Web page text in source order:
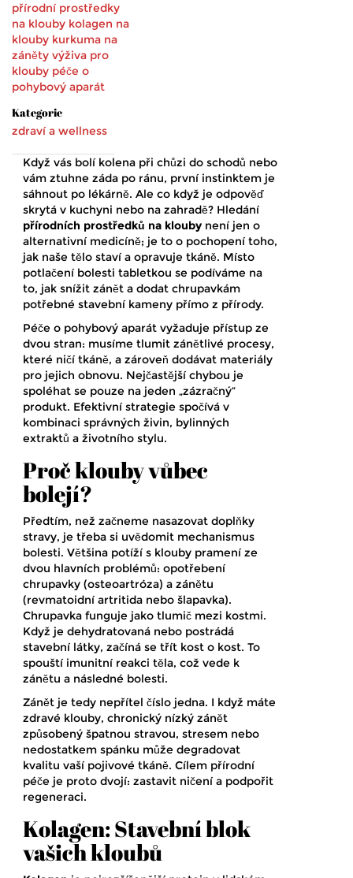
přírodní prostředky
na klouby kolagen na
klouby kurkuma na
záněty výživa pro
klouby péče o
pohybový aparát
Kategorie
zdraví a wellness
Když vás bolí kolena při chůzi do schodů nebo
vám ztuhne záda po ránu, první instinktem je
sáhnout po lékárně. Ale co když je odpověď
skrytá v kuchyni nebo na zahradě? Hledání
přírodních prostředků na klouby není jen o
alternativní medicíně; je to o pochopení toho,
jak naše tělo staví a opravuje tkáně. Místo
potlačení bolesti tabletkou se podíváme na
to, jak snížit zánět a dodat chrupavkám
potřebné stavební kameny přímo z přírody.
Péče o pohybový aparát vyžaduje přístup ze
dvou stran: musíme tlumit zánětlivé procesy,
které ničí tkáně, a zároveň dodávat materiály
pro jejich obnovu. Nejčastější chybou je
spoléhat se pouze na jeden „zázračný“
produkt. Efektivní strategie spočívá v
kombinaci správných živin, bylinných
extraktů a životního stylu.
Proč klouby vůbec
bolejí?
Předtím, než začneme nasazovat doplňky
stravy, je třeba si uvědomit mechanismus
bolesti. Většina potíží s klouby pramení ze
dvou hlavních problémů: opotřebení
chrupavky (osteoartróza) a zánětu
(revmatoidní artritida nebo šlapavka).
Chrupavka funguje jako tlumič mezi kostmi.
Když je dehydratovaná nebo postrádá
stavební látky, začíná se třít kost o kost. To
spouští imunitní reakci těla, což vede k
zánětu a následné bolesti.
Zánět je tedy nepřítel číslo jedna. I když máte
zdravé klouby, chronický nízký zánět
způsobený špatnou stravou, stresem nebo
nedostatkem spánku může degradovat
kvalitu vaší pojivové tkáně. Cílem přírodní
péče je proto dvojí: zastavit ničení a podpořit
regeneraci.
Kolagen: Stavební blok
vašich kloubů